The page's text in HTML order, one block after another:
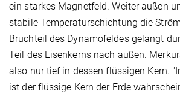
ein starkes Magnetfeld. Weiter außen
stabile Temperaturschichtung die
Bruchteil des Dynamofeldes gelangt
Teil des Eisenkerns nach außen.
also nur tief in dessen flüssigen Kern.
ist der flüssige Kern der Erde